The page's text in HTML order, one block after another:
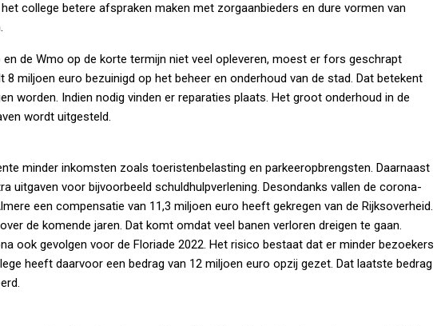
college betere afspraken maken met zorgaanbieders en dure vormen van
en de Wmo op de korte termijn niet veel opleveren, moest er fors geschrapt
miljoen euro bezuinigd op het beheer en onderhoud van de stad. Dat betekent
worden. Indien nodig vinden er reparaties plaats. Het groot onderhoud in de
wordt uitgesteld.
minder inkomsten zoals toeristenbelasting en parkeeropbrengsten. Daarnaast
uitgaven voor bijvoorbeeld schuldhulpverlening. Desondanks vallen de corona-
een compensatie van 11,3 miljoen euro heeft gekregen van de Rijksoverheid.
de komende jaren. Dat komt omdat veel banen verloren dreigen te gaan.
ook gevolgen voor de Floriade 2022. Het risico bestaat dat er minder bezoekers
heeft daarvoor een bedrag van 12 miljoen euro opzij gezet. Dat laatste bedrag